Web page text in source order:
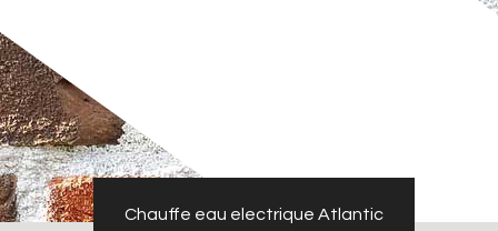
Chauffe eau electrique Atlantic